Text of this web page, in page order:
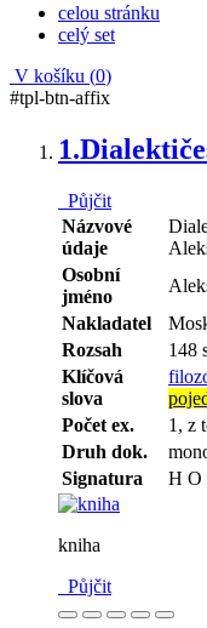
celou stránku
celý set
V košíku (0)
#tpl-btn-affix
1.
Půjčit
Názvové
údaje
Osobní
jméno
Nakladatel
Rozsah
148
Klíčová
slova
Počet ex.
1, z
Druh dok.
Signatura
H O
kniha
Půjčit